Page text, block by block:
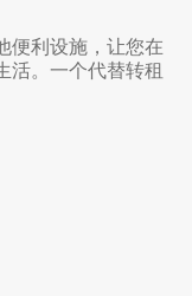
便利设施，让您在
活。一个代替转租